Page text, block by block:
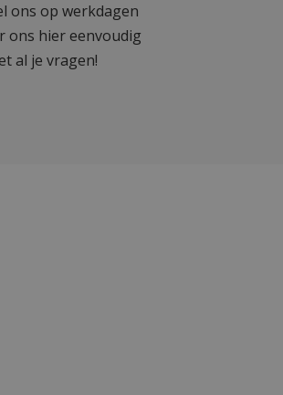
ons op werkdagen
ons hier eenvoudig
al je vragen!